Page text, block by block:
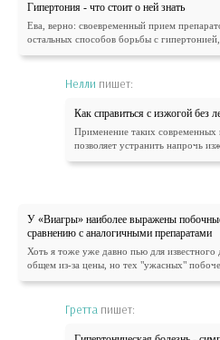
Гипертония - что стоит о ней знать
Ева, верно: своевременный прием
остальных способов борьбы с
Нелли пишет:
Как справиться с изжогой без
Применение таких современных
позволяет устранить напрочь
У «Виагры» наиболее выражены
сравнению с аналогичными препаратами
Хоть я тоже уже давно пью для
общем из-за цены, но тех "ужасных"
Гретта пишет: